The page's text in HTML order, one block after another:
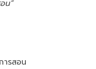
น”
ารสอน